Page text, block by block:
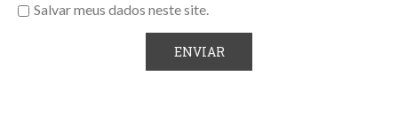
Salvar meus dados neste site.